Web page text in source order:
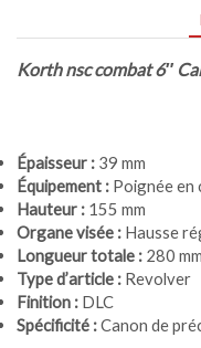
Korth nsc combat 6″
Épaisseur : 39 mm
Équipement : Poignée
Hauteur : 155 mm
Organe visée : Hausse
Longueur totale : 280 mm
Type d’article : Revolver
Finition : DLC
Spécificité :Canon de